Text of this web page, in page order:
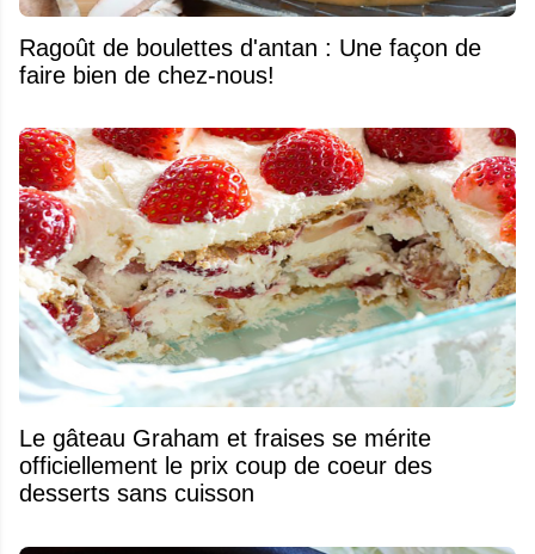
Ragoût de boulettes d'antan : Une façon de
faire bien de chez-nous!
Le gâteau Graham et fraises se mérite
officiellement le prix coup de coeur des
desserts sans cuisson